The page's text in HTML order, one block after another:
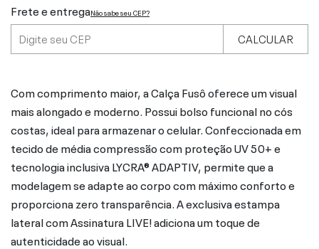
Frete e entregaNão sabe seu CEP?
CALCULAR
Com comprimento maior, a Calça Fusô oferece um visual
mais alongado e moderno. Possui bolso funcional no cós
costas, ideal para armazenar o celular. Confeccionada em
tecido de média compressão com proteção UV 50+ e
tecnologia inclusiva LYCRA® ADAPTIV, permite que a
modelagem se adapte ao corpo com máximo conforto e
proporciona zero transparência. A exclusiva estampa
lateral com Assinatura LIVE! adiciona um toque de
autenticidade ao visual.